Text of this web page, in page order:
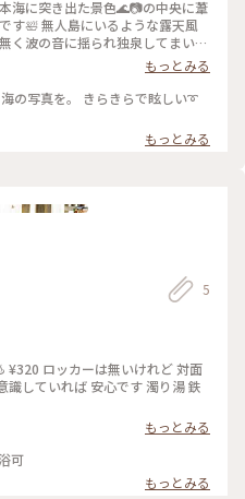
海に突き出た景色🌊📷の中央に葦
す🛀 無人島にいるような露天風
く波の音に揺られ独泉してまいり
📷撮影禁止なの
m(_ _)m ＭＡＰから公式へどう
もっとみる
の写真を。 きらきらで眩しい➰
もっとみる
5
ロッカーは無いけれど 対面
識していれば 安心です 濁り湯 鉄
もっとみる
可
もっとみる